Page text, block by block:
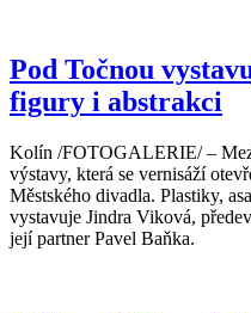
Pod Točnou
figury i abstrakci
Kolín /FOTOGALERIE/ –
výstavy, která se vernisáží
Městského divadla. Plastiky,
vystavuje Jindra Viková,
její partner Pavel Baňka.